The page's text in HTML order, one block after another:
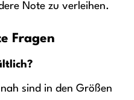
Note zu verleihen.
Fragen
sind in den Größen